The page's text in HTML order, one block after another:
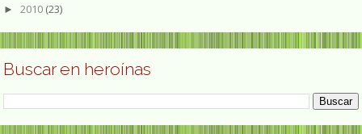
► 2010 (23)
Buscar en heroínas